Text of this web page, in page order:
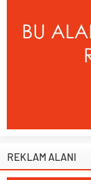
REKLAM ALANI